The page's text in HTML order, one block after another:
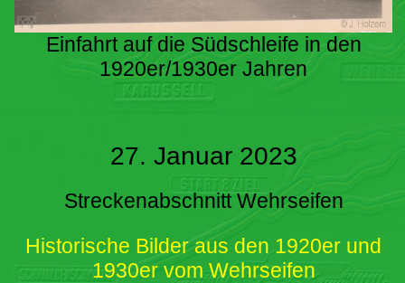
Einfahrt auf die Südschleife in den
1920er/1930er Jahren
27. Januar 2023
Streckenabschnitt Wehrseifen
Historische Bilder aus den 1920er und
1930er vom Wehrseifen